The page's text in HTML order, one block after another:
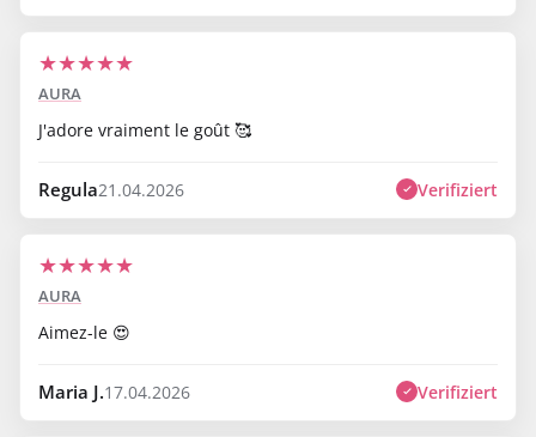
★★★★★
AURA
J'adore vraiment le goût 🥰
Regula21.04.2026 Verifiziert
★★★★★
AURA
Aimez-le 😍
Maria J.17.04.2026 Verifiziert